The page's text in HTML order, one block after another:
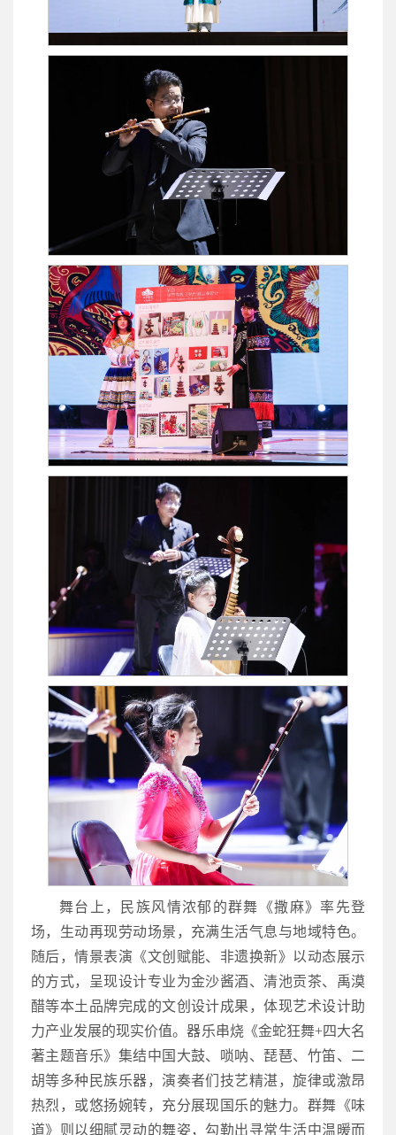
舞台上，民族风情浓郁的群舞《撒麻》率先登
场，生动再现劳动场景，充满生活气息与地域特色。
随后，情景表演《文创赋能、非遗换新》以动态展示
的方式，呈现设计专业为金沙酱酒、清池贡茶、禹漠
醋等本土品牌完成的文创设计成果，体现艺术设计助
力产业发展的现实价值。器乐串烧《金蛇狂舞+四大名
著主题音乐》集结中国大鼓、唢呐、琵琶、竹笛、二
胡等多种民族乐器，演奏者们技艺精湛，旋律或激昂
热烈，或悠扬婉转，充分展现国乐的魅力。群舞《味
道》则以细腻灵动的舞姿，勾勒出寻常生活中温暖而